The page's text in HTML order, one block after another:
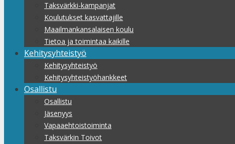
Taksvärkki-kampanjat
Koulutukset kasvattajille
Maailmankansalaisen koulu
Tietoa ja toimintaa kaikille
Kehitysyhteistyö
Kehitysyhteistyö
Kehitysyhteistyöhankkeet
Osallistu
Osallistu
Jäsenyys
Vapaaehtoistoiminta
Taksvärkin Toivot